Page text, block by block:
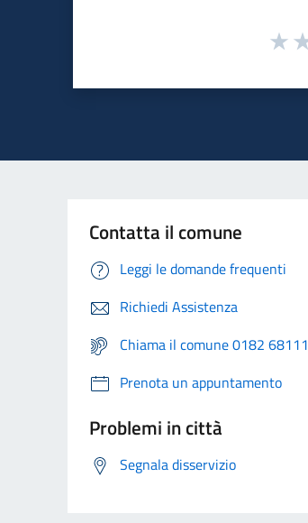
Contatta il comune
Leggi le domande frequenti
Richiedi Assistenza
Chiama il comune 0182 68111
Prenota un appuntamento
Problemi in città
Segnala disservizio